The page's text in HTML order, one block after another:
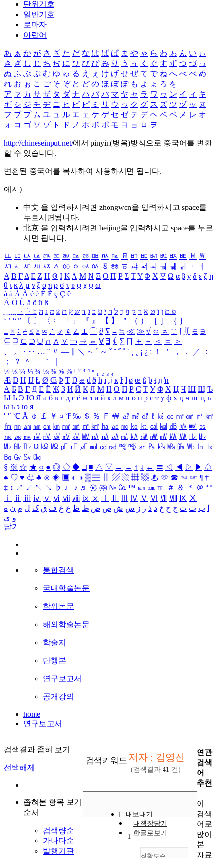
단위기호
일반기호
로마자
아랍어
あ ぁ か が さ ざ た だ な は ば ぱ ま や ゃ ら わ ゎ ん い ぃ
き ぎ し じ ち ぢ に ひ び ぴ み り う ぅ く ぐ す ず つ づ っ
ぬ ふ ぶ ぷ む ゆ ゅ る え ぇ け げ せ ぜ て で ね へ べ ぺ め
れ お ぉ こ ご そ ぞ と ど の ほ ぼ ぽ も よ ょ ろ を
ア ァ カ サ ザ タ ダ ナ ハ バ パ マ ヤ ャ ラ ワ ヮ ン イ ィ キ
ギ シ ジ チ ヂ ニ ヒ ビ ピ ミ リ ウ ゥ ク グ ス ズ ツ ヅ ッ ヌ
フ ブ プ ム ユ ュ ル エ ェ ケ ゲ セ ゼ テ デ ヘ ベ ペ メ レ オ
ォ コ ゴ ソ ゾ ト ド ノ ホ ボ ポ モ ヨ ョ ロ ヲ ―
http://chineseinput.net/에서 pinyin(병음)방식으로 중국어를 변환
할 수 있습니다.
변환된 중국어를 복사하여 사용하시면 됩니다.
예시)
中文 을 입력하시려면 zhongwen을 입력하시고 space를
누르시면됩니다.
北京 을 입력하시려면 beijing을 입력하시고 space를 누르
시면 됩니다.
ㅥ ㅦ ㅧ ㅨ ㅩ ㅪ ㅫ ㅬ ㅭ ㅮ ㅯ ㅰ ㅱ ㅲ ㅳ ㅴ ㅵ ㅶ ㅷ ㅸ
ㅹ
ㅺ ㅻ ㅼ ㅽ ㅾ ㅿ ㆀ ㆁ ㆂ ㆃ ㆄ ㆅ ㆆ ㆇ ㆈ ㆉ ㆊ ㆋ ㆌ ㆍ
ㆎ
Α Β ΓΔ Ε Ζ Η Θ Ι ΚΛ Μ Ν Ξ Ο Π Ρ Σ ΤΥ Φ Χ Ψ Ω α β γ δ ε ζ η
θ ι κ λ μ ν ξ ο π ρ σ τ υ φ χ ψ ω
á à Á À é è É È ç Ç ê
Ä Ö Ü ä ö ü ß
ִֶֹ ֻּ ׁׂ פ ם ן ו ט א ר ק ף ך ל ח י ע כ ג ד ש ץ ת צ מ נ ה ב
‘ ’ “ ” 〔 〕 〈 〉 「 」 『 』 【 】 ＂ （ ） ［ ］ ｛ ｝
± × ÷ ≠ ≤ ≥ ∞ ∴ ♂ ♀ ∠ ⊥ ⌒ ∂ ∇ ≡ ≒ ≪ ≫ √ ∽ ∝ ∵ ∫ ∬ ∈ ∋
⊆ ⊇ ⊂ ⊃ ∪ ∩ ∧ ∨ ￢ ⇒ ⇔ ∀ ∃ ∮ ∑ ∏ ＋ － ＜ ＝
＞
、
。 · ‥ … ¨ 〃 ― ＼ ∼ ´ ～ ˇ ˘ ˝ ˚ ˙ ¸ ¡ ¿ ː ！ ＇ ， ． ／
：
；
？ ＾ ｀
½ ⅓ ⅔ ¼ ¾ ⅛ ⅜ ⅝ ⅞ ¹ ² ³ ⁴ ⁿ ₁ ₂ ₃ ₄
Æ Ð Ħ Ĳ Ł Ø Œ Þ Ŧ Ŋ æ đ ð ħ ı ĳ ĸ ŀ ł ø œ ß þ ŧ ŋ ŉ
А Б В Г Д Е Ё Ж З И Й К Л М Н О П Р С Т У Ф Х Ц Ч Ш Щ Ъ
Ы Ь Э Ю Я а б в г д е ё ж з и й к л м н о п р с т у ф х ц ч ш щ ъ
ы ь э ю я
′ ″ ℃ Å ￠ ￡ ￥ ¤ ℉ ‰ ＄ ％ Ｆ ￦ ㎕ ㎖ ㎗ ℓ ㎘ ㏄ ㎣ ㎤ ㎥ ㎦
㎙ ㎚ ㎛ ㎜ ㎝ ㎞ ㎟ ㎠ ㎡ ㎢ ㏊ ㎍ ㎎ ㎏ ㏏ ㎈ ㎉ ㏈ ㎧ ㎨ ㎰
㎱ ㎲ ㎳ ㎴ ㎵ ㎶ ㎷ ㎸ ㎹ ㎀ ㎁ ㎂ ㎃ ㎄ ㎺ ㎻ ㎽ ㎾ ㎿ ㎐ ㎑
㎒ ㎓ ㎔ Ω ㏀ ㏁ ㎊ ㎋ ㎌ ㏖ ㏅ ㎭ ㎮ ㎯ ㏛ ㎩ ㎪ ㎫ ㎬ ㏝ ㏐
㏓
㏃ ㏉ ㏜ ㏆
§ ※ ☆ ★ ○ ● ◎ ◇ ◆ □ ■ △ ▽ → ← ↑ ↓ ↔ 〓 ◁ ◀ ▷ ▶ ♤
♠ ♡ ♥ ♧ ♣ ⊙ ◈ ▣ ◐ ◑ ▒ ▤ ▨ ▧ ▦ ▩ ♨ ☏ ☎ ☜ ☞ ¶ †
‡ ↕ ↗ ↙ ↖ ↘ ♭ ♩ ♪ ♬ ㉿ ㈜ № ㏇ ™ ㏂ ㏘ ℡ ＃ ＆ ＊ ＠ ª º
ⅰ
ⅱ ⅲ ⅳ ⅴ ⅵ ⅶ ⅷ ⅸ ⅹ Ⅳ Ⅴ Ⅵ Ⅶ Ⅷ Ⅸ Ⅹ
ب ت ث ج ح خ د ذ ر ز س ش ص ض ط ظ ع غ ف ق ک ل م ن ه
و ی
닫기
통합검색
국내학술논문
학위논문
해외학술논문
학술지
단행본
연구보고서
공개강의
home
연구보고서
검색결과 좁혀 보기
선택해제
좁혀본 항목 보기
순서
검색량순
가나다순
발행기관
검색키워드 저자 : 김영신
(검색결과 41 건)
내보내기
내책장담기
한글로보기
정확도순
1
연관
검색
어
추천
이
검색
어로
많이
본
자료